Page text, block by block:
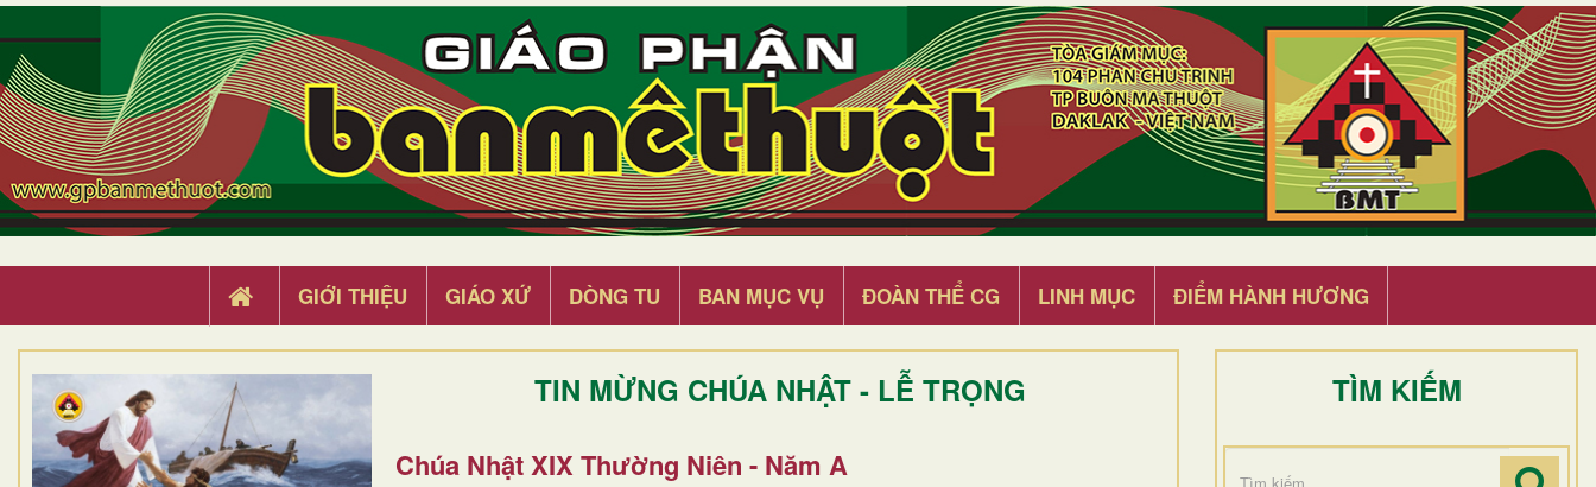
GIỚI THIỆU GIÁO XỨ DÒNG TU BAN MỤC VỤ ĐOÀN THỂ CG LINH MỤC ĐIỂM HÀNH HƯƠNG
TIN MỪNG CHÚA NHẬT - LỄ TRỌNG
Chúa Nhật XIX Thường Niên - Năm A
TÌM KIẾM